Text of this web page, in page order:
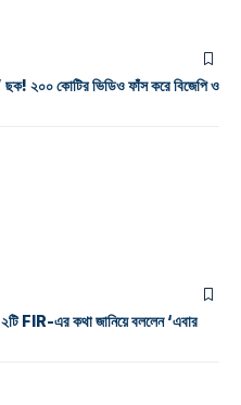
ছক! ২০০ কোটির ভিডিও ফাঁস করে বিজেপি ও
২টি FIR-এর কথা জানিয়ে বললেন ‘এবার